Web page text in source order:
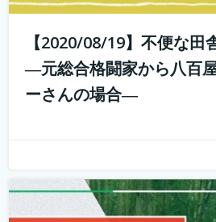
【2020/08/19】不便な田
―元総合格闘家から八百
ーさんの場合―
こんにちは！ 学校じゃない教育の
と言います。 学校じゃない教育の
でいただいているあなたは、学校
味がありますか？ 子どもを対象と